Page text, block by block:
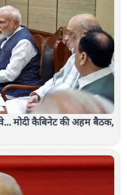
मोदी कैबिनेट की अहम बैठक,